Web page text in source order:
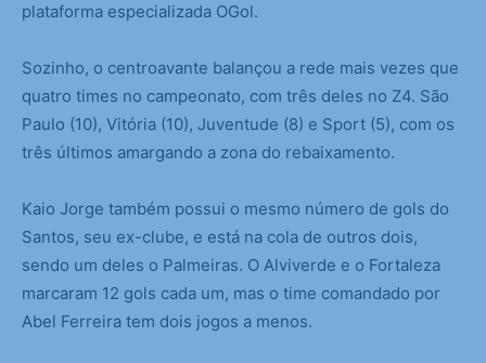
plataforma especializada OGol.
Sozinho, o centroavante balançou a rede mais vezes que
quatro times no campeonato, com três deles no Z4. São
Paulo (10), Vitória (10), Juventude (8) e Sport (5), com os
três últimos amargando a zona do rebaixamento.
Kaio Jorge também possui o mesmo número de gols do
Santos, seu ex-clube, e está na cola de outros dois,
sendo um deles o Palmeiras. O Alviverde e o Fortaleza
marcaram 12 gols cada um, mas o time comandado por
Abel Ferreira tem dois jogos a menos.